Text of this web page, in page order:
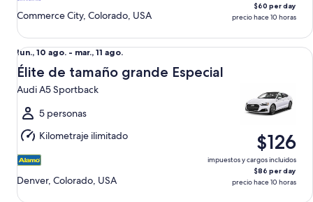
Commerce City, Colorado, USA
$60 per day
precio hace 10 horas
Del
lun.,
10
ago.
al
mar.,
11
ago.
lun., 10 ago. - mar., 11 ago.
Élite de tamaño grande Especial
Audi A5 Sportback
5 personas
Kilometraje ilimitado
Denver, Colorado, USA
$126
impuestos y cargos incluidos
$86 per day
precio hace 10 horas
Élite de tamaño grande Especial Audi A5 Sportback